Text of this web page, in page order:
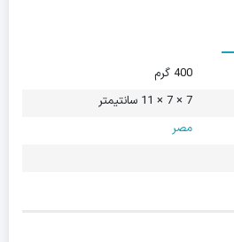
400 گرم
7 × 7 × 11 سانتیمتر
مصر